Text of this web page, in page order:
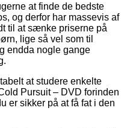
at finde de bedste
og derfor har massevis af
til at sænke priserne på
lige så vel som til
endda nogle gange
at studere enkelte
Pursuit – DVD forinden
er sikker på at få fat i den